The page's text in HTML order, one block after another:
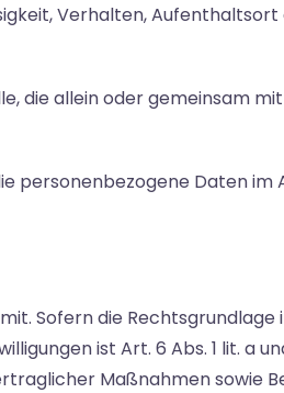
Verhalten,
die allein oder gemeinsam
personenbezogene Daten im
Sofern die Rechtsgrundlage
ist Art. 6 Abs. 1 lit. a
Maßnahmen sowie